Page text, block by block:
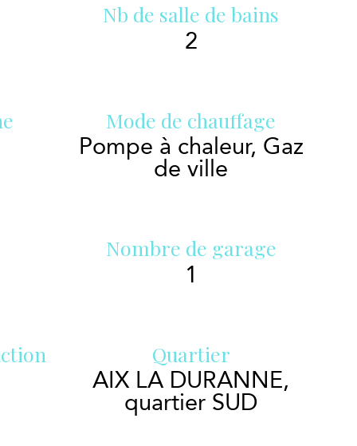
Nb de salle de bains
2
Mode de chauffage
Pompe à chaleur, Gaz
de ville
Nombre de garage
1
Quartier
AIX LA DURANNE,
quartier SUD